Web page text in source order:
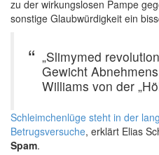
zu der wirkungslosen Pampe
sonstige Glaubwürdigkeit ein
„Slimymed
Gewicht
Williams von der
Schleimchenlüge steht in der
Betrugsversuche, erklärt Elias
Spam.